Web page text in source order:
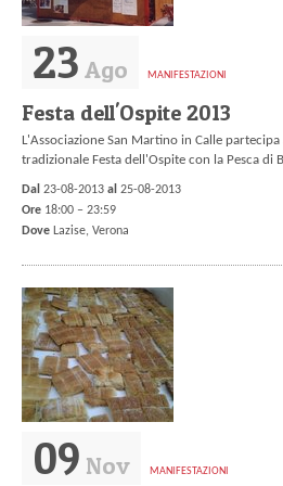
23 Ago MANIFESTAZIONI
Festa dell'Ospite 2013
L'Associazione San Martino in Calle
tradizionale Festa dell'Ospite con la Pesca di
Dal 23-08-2013 al 25-08-2013
Ore 18:00 – 23:59
Dove Lazise, Verona
09 Nov MANIFESTAZIONI